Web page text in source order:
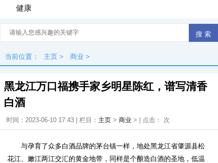
健康
当前位置： 主页 > 商业 >
黑龙江万口福携手家乡明星陈红，谱写清香
白酒
时间：2023-06-10 17:43 | 栏目： 主页 > 商业 > | 点击： 次
与孕育了众多白酒品牌的茅台镇一样，地处黑龙江省肇源县松
花江、嫩江两江交汇的黄金地带，同样是个酿造白酒的圣地，低温